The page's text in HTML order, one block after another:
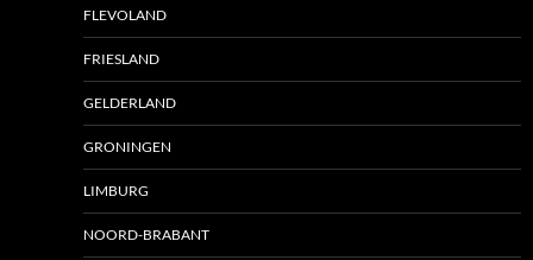
FLEVOLAND
FRIESLAND
GELDERLAND
GRONINGEN
LIMBURG
NOORD-BRABANT